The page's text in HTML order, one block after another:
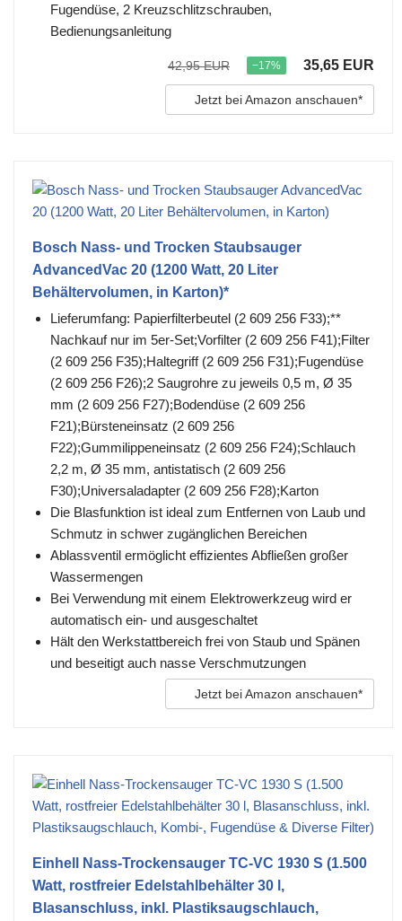
Fugendüse, 2 Kreuzschlitzschrauben,
Bedienungsanleitung
42,95 EUR −17% 35,65 EUR
Jetzt bei Amazon anschauen*
Bosch Nass- und Trocken Staubsauger
AdvancedVac 20 (1200 Watt, 20 Liter
Behältervolumen, in Karton)*
Lieferumfang: Papierfilterbeutel (2 609 256 F33);**
Nachkauf nur im 5er-Set;Vorfilter (2 609 256 F41);Filter
(2 609 256 F35);Haltegriff (2 609 256 F31);Fugendüse
(2 609 256 F26);2 Saugrohre zu jeweils 0,5 m, Ø 35
mm (2 609 256 F27);Bodendüse (2 609 256
F21);Bürsteneinsatz (2 609 256
F22);Gummilippeneinsatz (2 609 256 F24);Schlauch
2,2 m, Ø 35 mm, antistatisch (2 609 256
F30);Universaladapter (2 609 256 F28);Karton
Die Blasfunktion ist ideal zum Entfernen von Laub und
Schmutz in schwer zugänglichen Bereichen
Ablassventil ermöglicht effizientes Abfließen großer
Wassermengen
Bei Verwendung mit einem Elektrowerkzeug wird er
automatisch ein- und ausgeschaltet
Hält den Werkstattbereich frei von Staub und Spänen
und beseitigt auch nasse Verschmutzungen
Jetzt bei Amazon anschauen*
Einhell Nass-Trockensauger TC-VC 1930 S (1.500
Watt, rostfreier Edelstahlbehälter 30 l,
Blasanschluss, inkl. Plastiksaugschlauch,